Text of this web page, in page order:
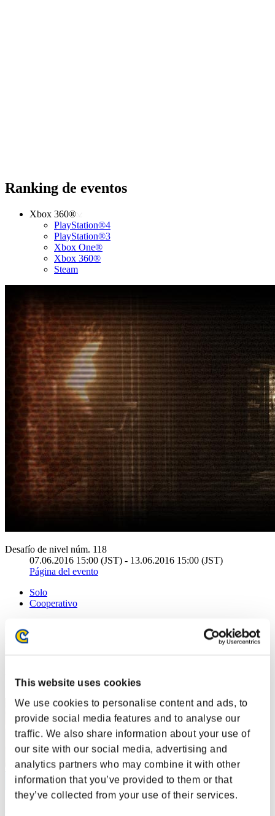
This website uses cookies
We use cookies to personalise content and ads, to
provide social media features and to analyse our
traffic. We also share information about your use of
our site with our social media, advertising and
analytics partners who may combine it with other
information that you’ve provided to them or that
they’ve collected from your use of their services.
Ranking de eventos
Xbox 360®
PlayStation®4
PlayStation®3
Xbox One®
Xbox 360®
Steam
Desafío de nivel núm. 118
07.06.2016 15:00 (JST) - 13.06.2016 15:00 (JST)
Página del evento
Solo
Cooperativo
Rankings
1